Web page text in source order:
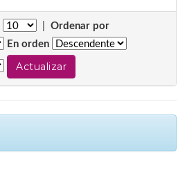
Ordenar por
En orden